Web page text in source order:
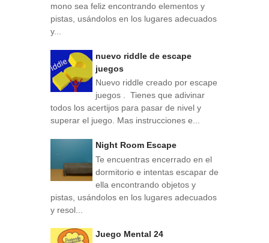
mono sea feliz encontrando elementos y
pistas, usándolos en los lugares adecuados
y...
nuevo riddle de escape
juegos
Nuevo riddle creado por escape
juegos . Tienes que adivinar
todos los acertijos para pasar de nivel y
superar el juego. Mas instrucciones e...
Night Room Escape
Te encuentras encerrado en el
dormitorio e intentas escapar de
ella encontrando objetos y
pistas, usándolos en los lugares adecuados
y resol...
Juego Mental 24